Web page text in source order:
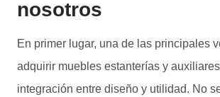
nosotros
En primer lugar, una de las principales
adquirir muebles estanterías y
integración entre diseño y utilidad. No